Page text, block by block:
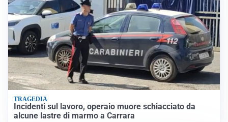
TRAGEDIA
Incidenti sul lavoro, operaio muore schiacciato da
alcune lastre di marmo a Carrara